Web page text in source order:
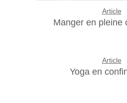
Article
Manger en pleine
Article
Yoga en